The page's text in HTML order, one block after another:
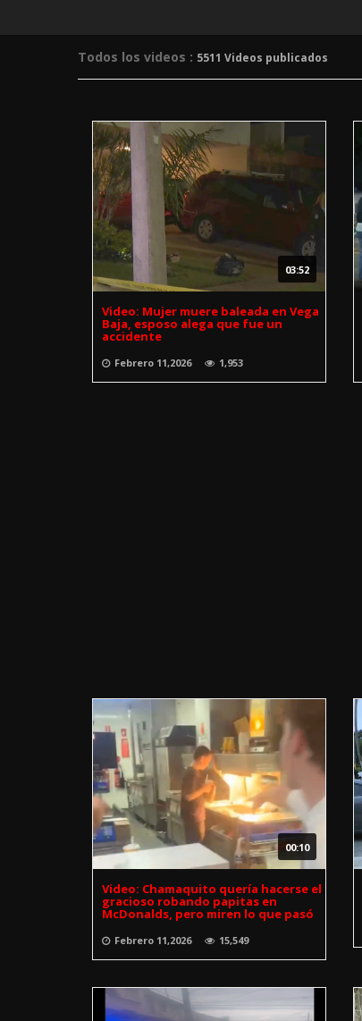
Todos los videos : 5511 Videos publicados
03:52
Video: Mujer muere baleada en Vega
Baja, esposo alega que fue un
accidente
Febrero 11,2026 1,953
00:10
Video: Chamaquito quería hacerse el
gracioso robando papitas en
McDonalds, pero miren lo que pasó
Febrero 11,2026 15,549